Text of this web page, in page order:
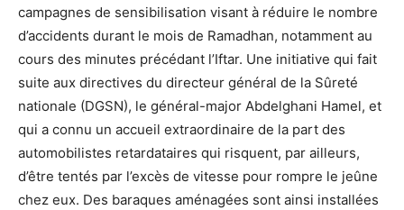
campagnes de sensibilisation visant à réduire le nombre
d’accidents durant le mois de Ramadhan, notamment au
cours des minutes précédant l’Iftar. Une initiative qui fait
suite aux directives du directeur général de la Sûreté
nationale (DGSN), le général-major Abdelghani Hamel, et
qui a connu un accueil extraordinaire de la part des
automobilistes retardataires qui risquent, par ailleurs,
d’être tentés par l’excès de vitesse pour rompre le jeûne
chez eux. Des baraques aménagées sont ainsi installées